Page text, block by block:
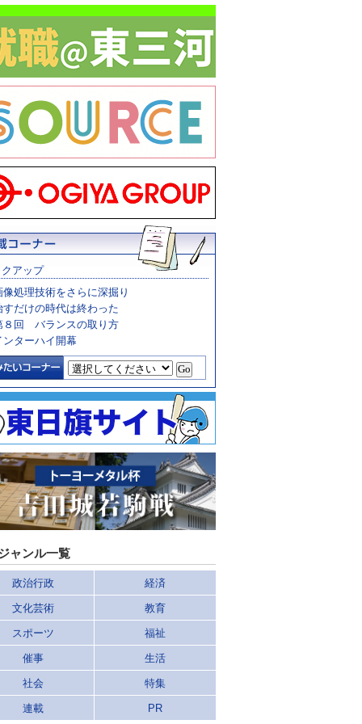
アップ
像処理技術をさらに深掘り
すだけの時代は終わった
８回 バランスの取り方
ンターハイ開幕
ャンル一覧
政治行政 経済
文化芸術 教育
スポーツ 福祉
催事 生活
社会 特集
連載 PR